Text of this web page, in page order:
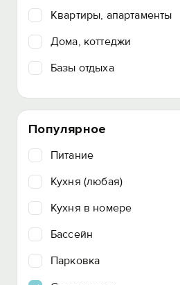
Квартиры, апартаменты
Дома, коттеджи
Базы отдыха
Популярное
Питание
Кухня (любая)
Кухня в номере
Бассейн
Парковка